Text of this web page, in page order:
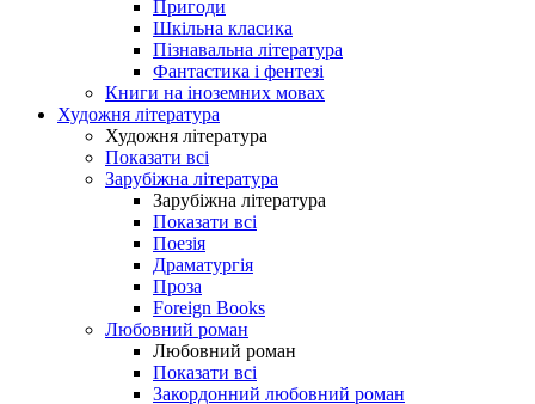
Пригоди
Шкільна класика
Пізнавальна література
Фантастика і фентезі
Книги на іноземних мовах
Художня література
Художня література
Показати всі
Зарубіжна література
Зарубіжна література
Показати всі
Поезія
Драматургія
Проза
Foreign Books
Любовний роман
Любовний роман
Показати всі
Закордонний любовний роман